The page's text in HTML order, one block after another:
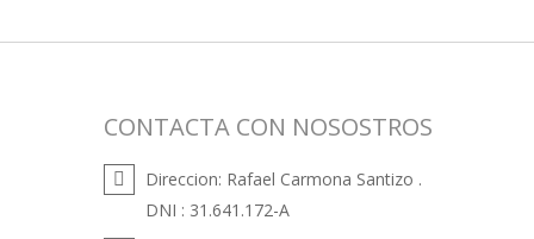
CONTACTA CON NOSOSTROS
Direccion: Rafael Carmona Santizo .
DNI : 31.641.172-A